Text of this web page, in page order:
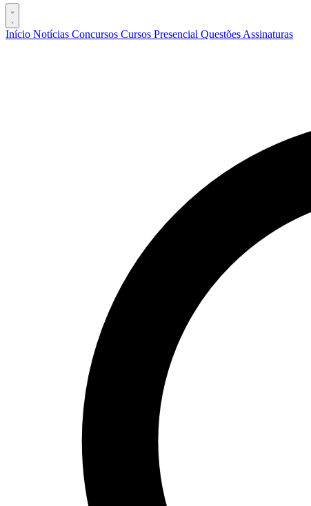
Início Notícias Concursos Cursos Presencial Questões Assinaturas